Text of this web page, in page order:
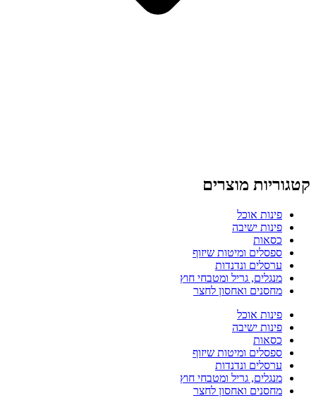
קטגוריות מוצרים
פינות אוכל
פינות ישיבה
כסאות
ספסלים ומיטות שיזוף
ערסלים ונדנדות
מנגלים, גריל ומטבחי חוץ
מחסנים ואחסון לחצר
פינות אוכל
פינות ישיבה
כסאות
ספסלים ומיטות שיזוף
ערסלים ונדנדות
מנגלים, גריל ומטבחי חוץ
מחסנים ואחסון לחצר